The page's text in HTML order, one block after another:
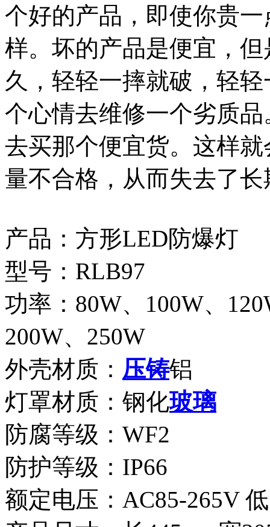
个好的产品，即使你贵
样。坏的产品是便宜，
久，轻轻一摔就破，轻
个心情去维修一个劣质
去买那个便宜货。这样
量不合格，从而失去了
产品：方形LED防爆灯
型号：RLB97
功率：80W、100W、
200W、250W
外壳材质： 压铸铝
灯罩材质：钢化玻璃
防腐等级：WF2
防护等级：IP66
额定电压：AC85-265V